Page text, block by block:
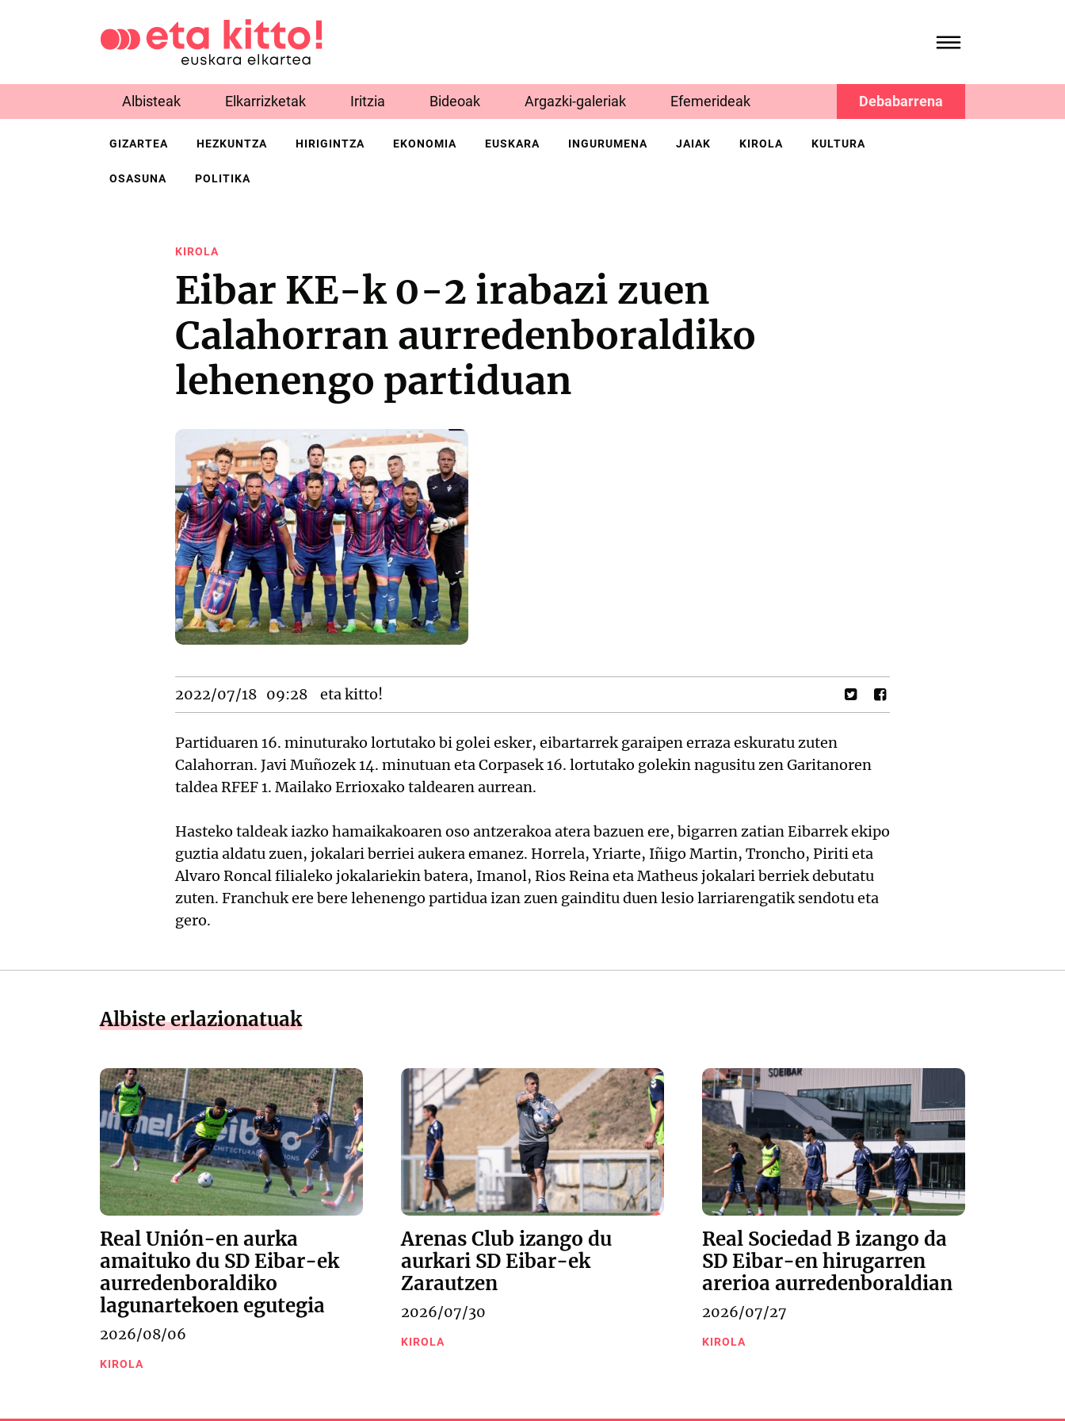
Albisteak Elkarrizketak Iritzia Bideoak Argazki-galeriak Efemerideak Debabarrena
GIZARTEA HEZKUNTZA HIRIGINTZA EKONOMIA EUSKARA INGURUMENA JAIAK KIROLA KULTURA
OSASUNA POLITIKA
KIROLA
Eibar KE-k 0-2 irabazi zuen
Calahorran aurredenboraldiko
lehenengo partiduan
2022/07/18 09:28 eta kitto!
Partiduaren 16. minuturako lortutako bi golei esker, eibartarrek garaipen erraza eskuratu zuten
Calahorran. Javi Muñozek 14. minutuan eta Corpasek 16. lortutako golekin nagusitu zen Garitanoren
taldea RFEF 1. Mailako Errioxako taldearen aurrean.
Hasteko taldeak iazko hamaikakoaren oso antzerakoa atera bazuen ere, bigarren zatian Eibarrek ekipo
guztia aldatu zuen, jokalari berriei aukera emanez. Horrela, Yriarte, Iñigo Martin, Troncho, Piriti eta
Alvaro Roncal filialeko jokalariekin batera, Imanol, Rios Reina eta Matheus jokalari berriek debutatu
zuten. Franchuk ere bere lehenengo partidua izan zuen gainditu duen lesio larriarengatik sendotu eta
gero.
Albiste erlazionatuak
Real Unión-en aurka
amaituko du SD Eibar-ek
aurredenboraldiko
lagunartekoen egutegia
2026/08/06
KIROLA
Arenas Club izango du
aurkari SD Eibar-ek
Zarautzen
2026/07/30
KIROLA
Real Sociedad B izango da
SD Eibar-en hirugarren
arerioa aurredenboraldian
2026/07/27
KIROLA